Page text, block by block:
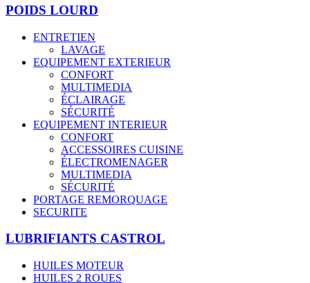
POIDS LOURD
ENTRETIEN
LAVAGE
EQUIPEMENT EXTERIEUR
CONFORT
MULTIMEDIA
ÉCLAIRAGE
SÉCURITÉ
EQUIPEMENT INTERIEUR
CONFORT
ACCESSOIRES CUISINE
ÉLECTROMENAGER
MULTIMEDIA
SÉCURITÉ
PORTAGE REMORQUAGE
SECURITE
LUBRIFIANTS CASTROL
HUILES MOTEUR
HUILES 2 ROUES